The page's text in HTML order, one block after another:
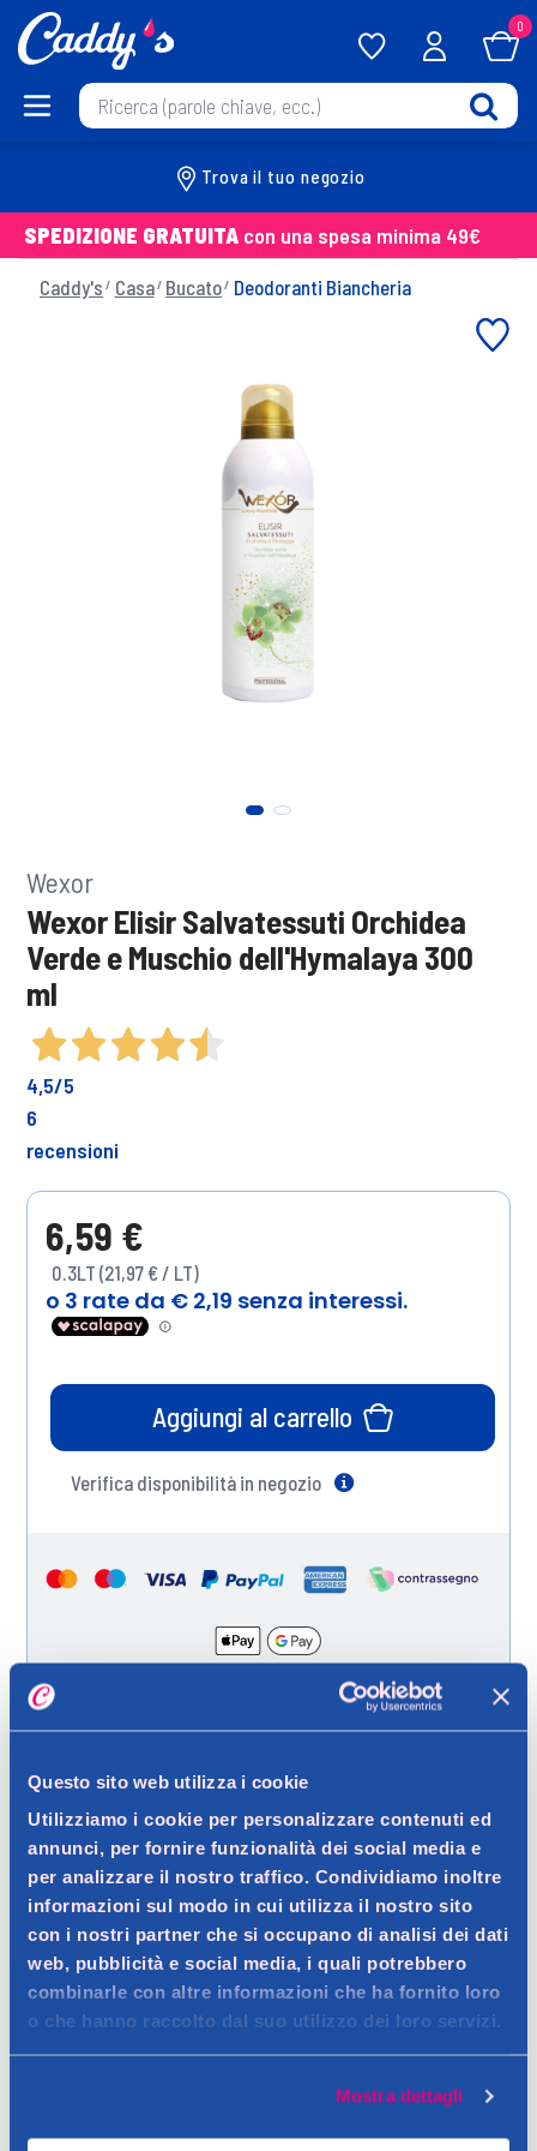
Questo sito web utilizza i cookie
Utilizziamo i cookie per personalizzare contenuti ed
annunci, per fornire funzionalità dei social media e
per analizzare il nostro traffico. Condividiamo inoltre
informazioni sul modo in cui utilizza il nostro sito
con i nostri partner che si occupano di analisi dei dati
web, pubblicità e social media, i quali potrebbero
combinarle con altre informazioni che ha fornito loro
o che hanno raccolto dal suo utilizzo dei loro servizi.
Mostra dettagli
0
Trova il tuo negozio
SPEDIZIONE GRATUITA con una spesa minima 49€
Caddy's Casa Bucato Deodoranti Biancheria
Wexor
Wexor Elisir Salvatessuti Orchidea
Verde e Muschio dell'Hymalaya 300
ml
4,5/5
6
recensioni
6,59 €
0.3LT (21,97 € / LT)
Aggiungi al carrello
Verifica disponibilità in negozio
Dettagli prodotto
Descrizione